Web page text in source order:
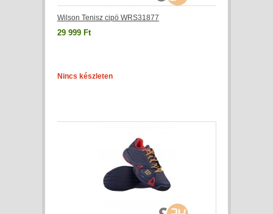
Wilson Tenisz cipö WRS31877
29 999 Ft
Nincs készleten